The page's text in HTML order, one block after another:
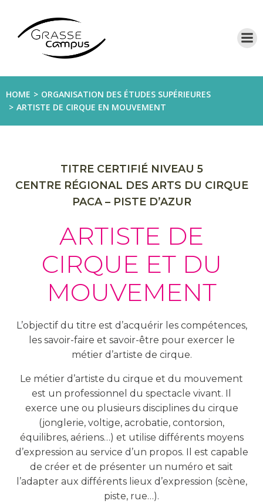
HOME
ORGANISATION DES ÉTUDES SUPÉRIEURES
ARTISTE DE CIRQUE EN MOUVEMENT
TITRE CERTIFIÉ NIVEAU 5
CENTRE RÉGIONAL DES ARTS DU CIRQUE
PACA – PISTE D’AZUR
ARTISTE DE
CIRQUE ET DU
MOUVEMENT
L’objectif du titre est d’acquérir les compétences,
les savoir-faire et savoir-être pour exercer le
métier d’artiste de cirque.
Le métier d’artiste du cirque et du mouvement
est un professionnel du spectacle vivant. Il
exerce une ou plusieurs disciplines du cirque
(jonglerie, voltige, acrobatie, contorsion,
équilibres, aériens…) et utilise différents moyens
d’expression au service d’un propos. Il est capable
de créer et de présenter un numéro et sait
l’adapter aux différents lieux d’expression (scène,
piste, rue…).